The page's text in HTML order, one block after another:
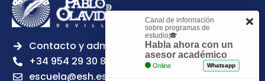
Contacto y admisiones
+34 954 29 30 81
escuela@esh.es
Canal de información
sobre programas de
estudio🎓
Habla ahora con un
asesor académico
Online Whatsapp